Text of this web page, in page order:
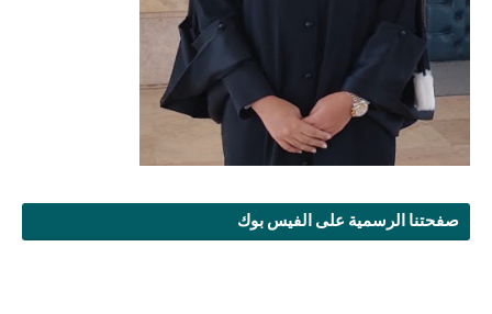
صفحتنا الرسمية على الفيس بوك